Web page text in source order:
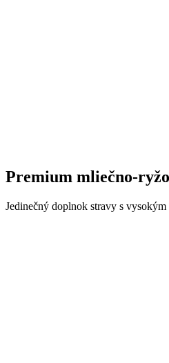
Premium mliečno-
Jedinečný doplnok stravy s